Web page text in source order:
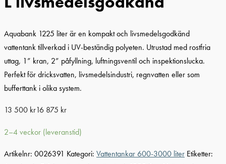
Aquabank 1225 liter är en kompakt och livsmedelsgodkänd
vattentank tillverkad i UV-beständig polyeten. Utrustad med rostfria
uttag, 1” kran, 2” påfyllning, luftningsventil och inspektionslucka.
Perfekt för dricksvatten, livsmedelsindustri, regnvatten eller som
bufferttank i olika system.
13 500 kr16 875 kr
2–4 veckor (leveranstid)
Artikelnr: 0026391 Kategori: Vattentankar 600-3000 liter Etiketter: